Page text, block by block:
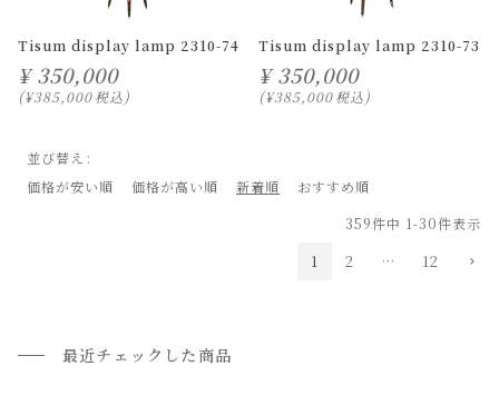
Tisum display lamp 2310-74
¥ 350,000
¥385,000税込
Tisum display lamp 2310-73
¥ 350,000
¥385,000税込
並び替え
価格が安い順
価格が高い順 新着順
おすすめ順
359件中 1-30件表示
1 2 … 12
最近チェックした商品